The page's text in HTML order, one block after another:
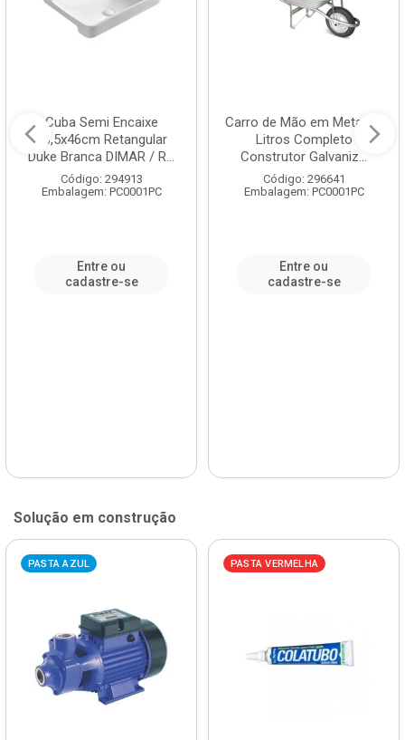
Cuba Semi Encaixe
58,5x46cm Retangular
Duke Branca DIMAR / R...
Código: 294913
Embalagem: PC0001PC
Entre ou
cadastre-se
Carro de Mão em Metal 60
Litros Completo
Construtor Galvaniz...
Código: 296641
Embalagem: PC0001PC
Entre ou
cadastre-se
Solução em construção
PASTA AZUL PASTA VERMELHA